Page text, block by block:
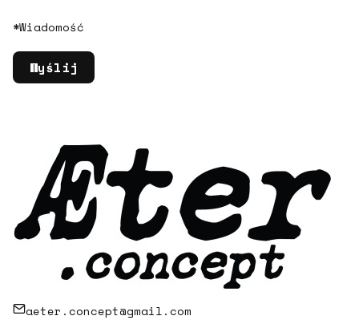
*Wiadomość
Wyślij
aeter.concept@gmail.com